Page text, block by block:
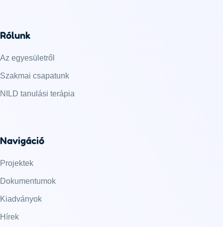
Rólunk
Az egyesületről
Szakmai csapatunk
NILD tanulási terápia
Navigáció
Projektek
Dokumentumok
Kiadványok
Hírek